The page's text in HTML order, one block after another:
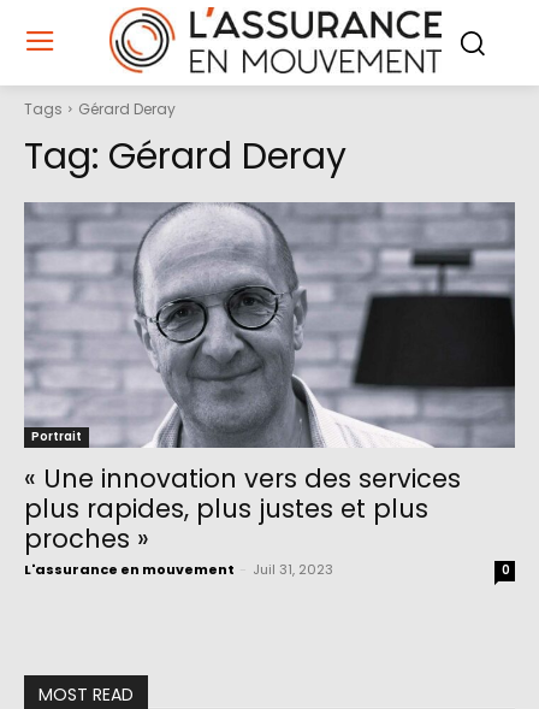
Tags Gérard Deray
Tag: Gérard Deray
Portrait
« Une innovation vers des services
plus rapides, plus justes et plus
proches »
L'assurance en mouvement Juil 31, 2023 0
MOST READ